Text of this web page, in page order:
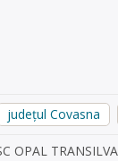
județul Covasna
OPAL